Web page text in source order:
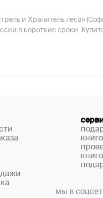
и Хранитель леса»
в короткие сроки.
мы в